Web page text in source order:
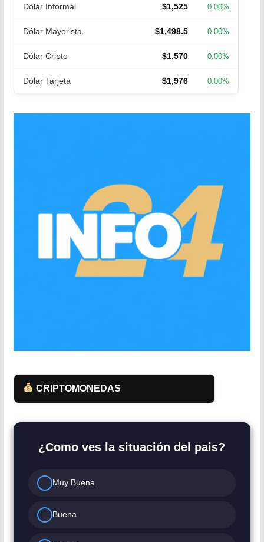
Dólar Informal $1,525 0.00%
Dólar Mayorista $1,498.5 0.00%
Dólar Cripto $1,570 0.00%
Dólar Tarjeta $1,976 0.00%
CRIPTOMONEDAS
¿Como ves la situación del pais?
Muy Buena
Buena